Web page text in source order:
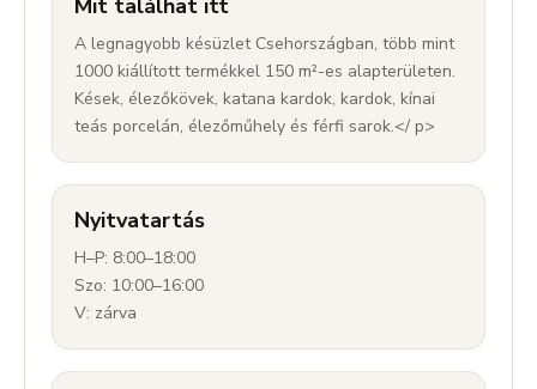
Mit találhat itt
A legnagyobb késüzlet Csehországban, több mint
1000 kiállított termékkel 150 m²-es alapterületen.
Kések, élezőkövek, katana kardok, kardok, kínai
teás porcelán, élezőműhely és férfi sarok.</ p>
Nyitvatartás
H–P: 8:00–18:00
Szo: 10:00–16:00
V: zárva